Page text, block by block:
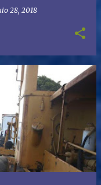
28, 2018